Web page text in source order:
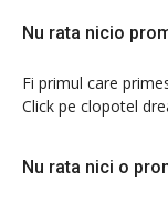
Nu rata nicio
Fi primul care
Click pe clopotel
Nu rata nici o